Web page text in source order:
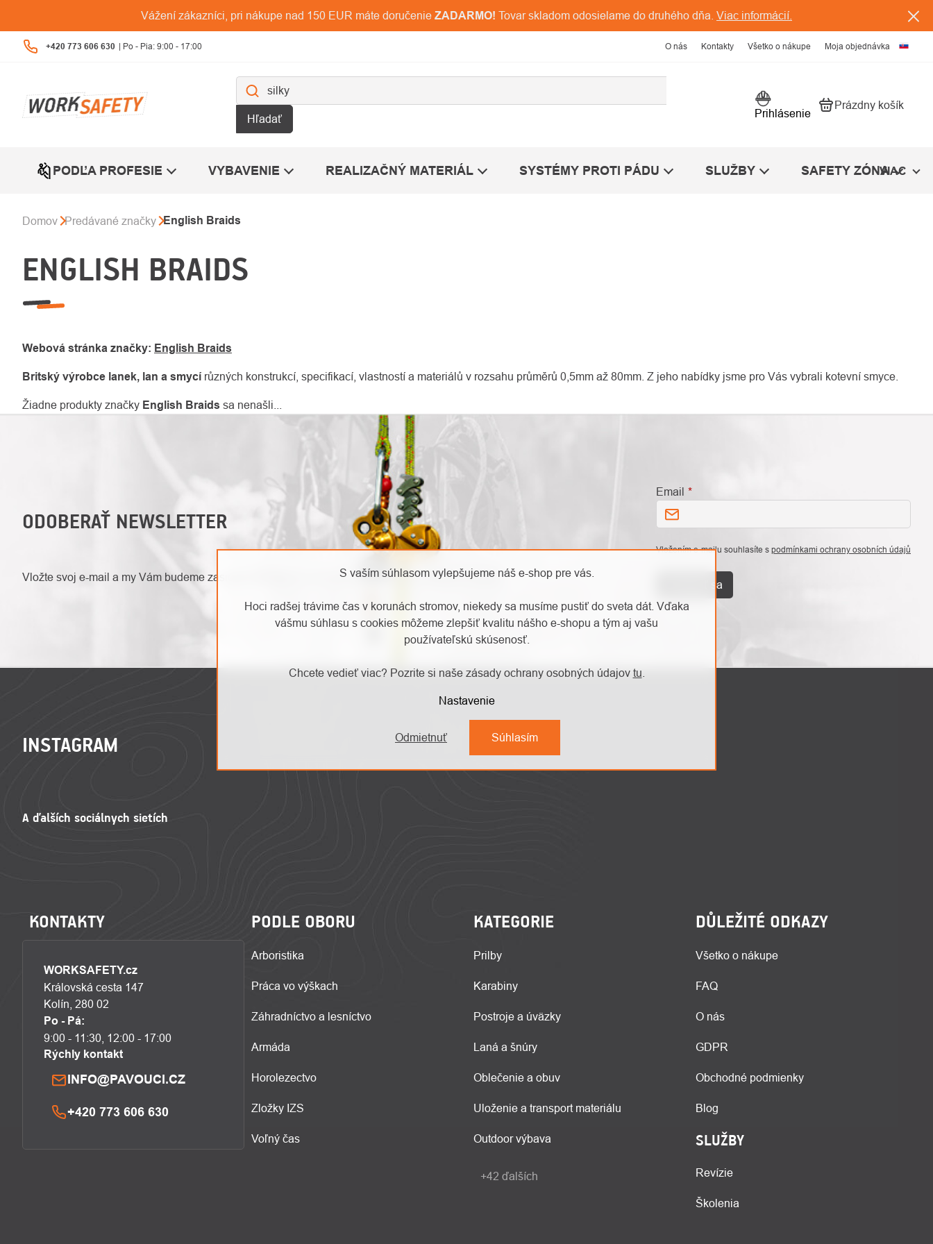
S vaším súhlasom vylepšujeme náš e-shop pre vás.
Hoci radšej trávime čas v korunách stromov, niekedy sa musíme pustiť do sveta dát. Vďaka
vášmu súhlasu s cookies môžeme zlepšiť kvalitu nášho e-shopu a tým aj vašu
používateľskú skúsenosť.
Chcete vedieť viac? Pozrite si naše zásady ochrany osobných údajov tu
Nastavenie
Odmietnuť Súhlasím
obsah
Vážení zákazníci, pri nákupe nad 150 EUR máte doručenie ZADARMO! Tovar skladom odosielame do druhého dňa. Viac informácií.
+420 773 606 630 O nás Kontakty Všetko o nákupe Moja objednávka
Hľadať Prihlásenie Nákupný košík
Prázdny košík
PODĽA PROFESIE VYBAVENIE REALIZAČNÝ MATERIÁL SYSTÉMY PROTI PÁDU SLUŽBY SAFETY ZÓNAVIAC
Domov Predávané značky English Braids
ENGLISH BRAIDS
Webová stránka značky: English Braids
Britský výrobce lanek, lan a smycí různých konstrukcí, specifikací, vlastností a materiálů v rozsahu průměrů 0,5mm až 80mm. Z jeho nabídky jsme pro Vás vybrali kotevní smyce.
Žiadne produkty značky English Braids sa nenašli...
ODOBERAŤ NEWSLETTER
Vložte svoj e-mail a my Vám budeme zasielať informácie o nových produktoch na našom e-shope.
Email
Vložením e-mailu souhlasíte s podmínkami ochrany osobních údajů
Prihlásiť sa
INSTAGRAM
KONTAKTY
WORKSAFETY.cz
Královská cesta 147
Kolín, 280 02
Po - Pá:
9:00 - 11:30, 12:00 - 17:00
Rýchly kontakt
INFO@PAVOUCI.CZ
+420 773 606 630
PODLE OBORU
Arboristika
Práca vo výškach
Záhradníctvo a lesníctvo
Armáda
Horolezectvo
Zložky IZS
Voľný čas
KATEGORIE
Prilby
Karabiny
Postroje a úväzky
Laná a šnúry
Oblečenie a obuv
Uloženie a transport materiálu
Outdoor výbava
+42 ďalších
DŮLEŽITÉ ODKAZY
Všetko o nákupe
FAQ
O nás
GDPR
Obchodné podmienky
Blog
SLUŽBY
Revízie
Školenia